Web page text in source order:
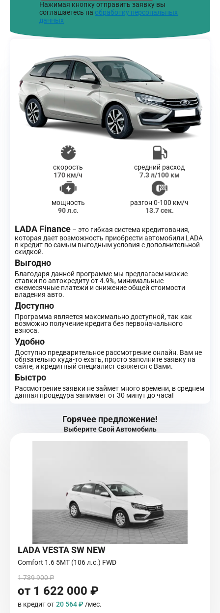
Нажимая кнопку отправить заявку вы
соглашаетесь на обработку персональных
данных
скорость
170 км/ч
средний расход
7.3 л/100 км
мощность
90 л.с.
разгон 0-100 км/ч
13.7 сек.
LADA Finance – это гибкая система кредитования,
которая дает возможность приобрести автомобили LADA
в кредит по самым выгодным условия с дополнительной
скидкой.
Выгодно
Благодаря данной программе мы предлагаем низкие
ставки по автокредиту от 4.9%, минимальные
ежемесячные платежи и снижение общей стоимости
владения авто.
Доступно
Программа является максимально доступной, так как
возможно получение кредита без первоначального
взноса.
Удобно
Доступно предварительное рассмотрение онлайн. Вам не
обязательно куда-то ехать, просто заполните заявку на
сайте, и кредитный специалист свяжется с Вами.
Быстро
Рассмотрение заявки не займет много времени, в среднем
данная процедура занимает от 30 минут до часа!
Горячее предложение!
Выберите Свой Автомобиль
LADA VESTA SW NEW
Comfort 1.6 5MT (106 л.с.) FWD
1 739 900 ₽
от 1 622 000 ₽
в кредит от20 564 ₽ /мес.